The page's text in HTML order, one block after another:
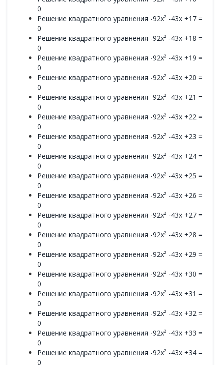
0
Решение квадратного уравнения -92x² -43x +17 =
0
Решение квадратного уравнения -92x² -43x +18 =
0
Решение квадратного уравнения -92x² -43x +19 =
0
Решение квадратного уравнения -92x² -43x +20 =
0
Решение квадратного уравнения -92x² -43x +21 =
0
Решение квадратного уравнения -92x² -43x +22 =
0
Решение квадратного уравнения -92x² -43x +23 =
0
Решение квадратного уравнения -92x² -43x +24 =
0
Решение квадратного уравнения -92x² -43x +25 =
0
Решение квадратного уравнения -92x² -43x +26 =
0
Решение квадратного уравнения -92x² -43x +27 =
0
Решение квадратного уравнения -92x² -43x +28 =
0
Решение квадратного уравнения -92x² -43x +29 =
0
Решение квадратного уравнения -92x² -43x +30 =
0
Решение квадратного уравнения -92x² -43x +31 =
0
Решение квадратного уравнения -92x² -43x +32 =
0
Решение квадратного уравнения -92x² -43x +33 =
0
Решение квадратного уравнения -92x² -43x +34 =
0